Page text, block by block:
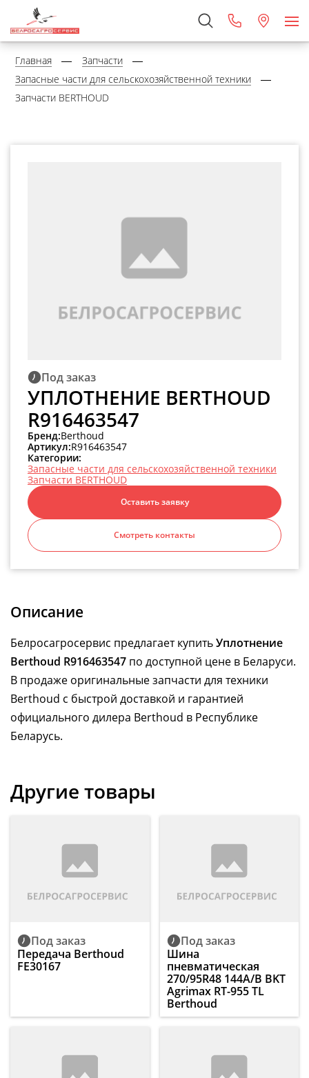
Главная
Запчасти
Запасные части для сельскохозяйственной техники
Запчасти BERTHOUD
Под заказ
УПЛОТНЕНИЕ BERTHOUD
R916463547
Бренд:Berthoud
Артикул:R916463547
Категории:
Запасные части для сельскохозяйственной техники
Запчасти BERTHOUD
Оставить заявку
Смотреть контакты
Описание
Белросагросервис предлагает купитьУплотнение
Berthoud R916463547 по доступной цене в Беларуси.
В продаже оригинальные запчасти для техники
Berthoud с быстрой доставкой и гарантией
официального дилера Berthoud в Республике
Беларусь.
Другие товары
Под заказ
Передача Berthoud
FE30167
Под заказ
Шина
пневматическая
270/95R48 144А/В BKT
Agrimax RT-955 TL
Berthoud